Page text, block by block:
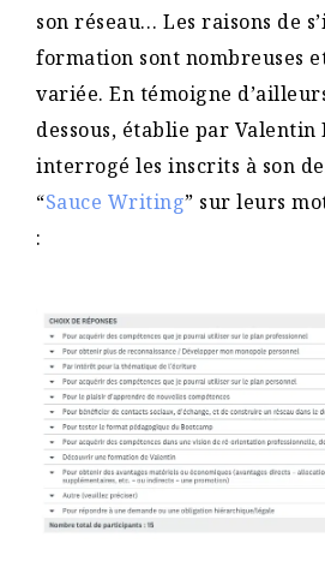
son réseau… Les raisons de
formation sont nombreuses
variée. En témoigne
dessous, établie par Valentin
interrogé les inscrits à son
“Sauce Writing” sur leurs
: